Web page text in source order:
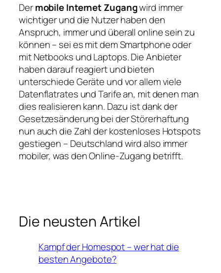
Dermobile Internet Zugangwird immer
wichtiger und die Nutzer haben den
Anspruch, immer und überall online sein zu
können – sei es mit dem Smartphone oder
mit Netbooks und Laptops. Die Anbieter
haben darauf reagiert und bieten
unterschiede Geräte und vor allem viele
Datenflatrates und Tarife an, mit denen man
dies realisieren kann. Dazu ist dank der
Gesetzesänderung bei der Störerhaftung
nun auch die Zahl der kostenloses Hotspots
gestiegen – Deutschland wird also immer
mobiler, was den Online-Zugang betrifft.
Die neusten Artikel
Kampf der Homespot – wer hat die
besten Angebote?